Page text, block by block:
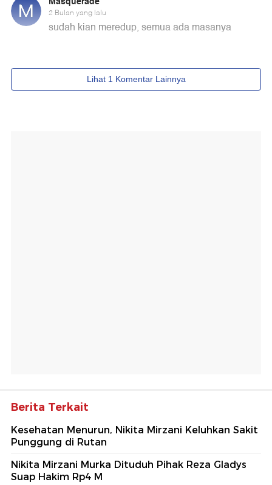
Berita Terkait
Kesehatan Menurun, Nikita Mirzani Keluhkan Sakit
Punggung di Rutan
Nikita Mirzani Murka Dituduh Pihak Reza Gladys
Suap Hakim Rp4 M